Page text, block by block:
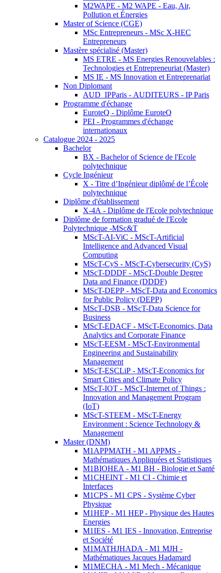
M2WAPE - M2 WAPE - Eau, Air,
Pollution et Énergies
Master of Science (CGE)
MSc Entrepreneurs - MSc X-HEC
Entrepreneurs
Mastère spécialisé (Master)
MS ETRE - MS Energies Renouvelables :
Technologies et Entrepreneuriat (Master)
MS IE - MS Innovation et Entreprenariat
Non Diplomant
AUD_IPParis - AUDITEURS - IP Paris
Programme d'échange
EuroteQ - Diplôme EuroteQ
PEI - Programmes d'échange
internationaux
Catalogue 2024 - 2025
Bachelor
BX - Bachelor of Science de l'Ecole
polytechnique
Cycle Ingénieur
X - Titre d’Ingénieur diplômé de l’École
polytechnique
Diplôme d'établissement
X-4A - Diplôme de l'Ecole polytechnique
Diplôme de formation gradué de l'Ecole
Polytechnique -MSc&T
MScT-AI-ViC - MScT-Artificial
Intelligence and Advanced Visual
Computing
MScT-CyS - MScT-Cybersecurity (CyS)
MScT-DDDF - MScT-Double Degree
Data and Finance (DDDF)
MScT-DEPP - MScT-Data and Economics
for Public Policy (DEPP)
MScT-DSB - MScT-Data Science for
Business
MScT-EDACF - MScT-Economics, Data
Analytics and Corporate Finance
MScT-EESM - MScT-Environmental
Engineering and Sustainability
Management
MScT-ESCLiP - MScT-Economics for
Smart Cities and Climate Policy
MScT-IOT - MScT-Internet of Things :
Innovation and Management Program
(IoT)
MScT-STEEM - MScT-Energy
Environment : Science Technology &
Management
Master (DNM)
M1APPMATH - M1 APPMS -
Mathématiques Appliquées et Statistiques
M1BIOHEA - M1 BH - Biologie et Santé
M1CHEINT - M1 CI - Chimie et
Interfaces
M1CPS - M1 CPS - Système Cyber
Physique
M1HEP - M1 HEP - Physique des Hautes
Energies
M1IES - M1 IES - Innovation, Entreprise
et Société
M1MATHJHADA - M1 MJH -
Mathématiques Jacques Hadamard
M1MECHA - M1 Mech - Mécanique